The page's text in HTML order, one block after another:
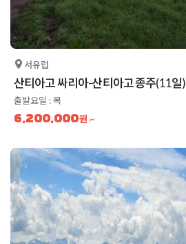
서유럽
산티아고 싸리아-산티아고 종주(11일)
출발요일 : 목
6,200,000원 ~